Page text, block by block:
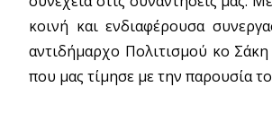
κοινή και ενδιαφέρουσα
αντιδήμαρχο Πολιτισμού κο
που μας τίμησε με την παρουσία